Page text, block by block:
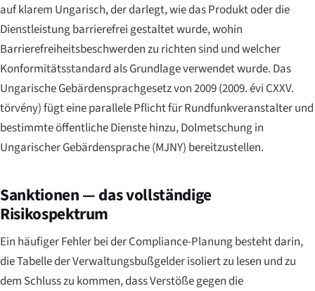
auf klarem Ungarisch, der darlegt, wie das Produkt oder die
Dienstleistung barrierefrei gestaltet wurde, wohin
Barrierefreiheitsbeschwerden zu richten sind und welcher
Konformitätsstandard als Grundlage verwendet wurde. Das
Ungarische Gebärdensprachgesetz von 2009 (2009. évi CXXV.
törvény) fügt eine parallele Pflicht für Rundfunkveranstalter und
bestimmte öffentliche Dienste hinzu, Dolmetschung in
Ungarischer Gebärdensprache (MJNY) bereitzustellen.
Sanktionen — das vollständige
Risikospektrum
Ein häufiger Fehler bei der Compliance-Planung besteht darin,
die Tabelle der Verwaltungsbußgelder isoliert zu lesen und zu
dem Schluss zu kommen, dass Verstöße gegen die